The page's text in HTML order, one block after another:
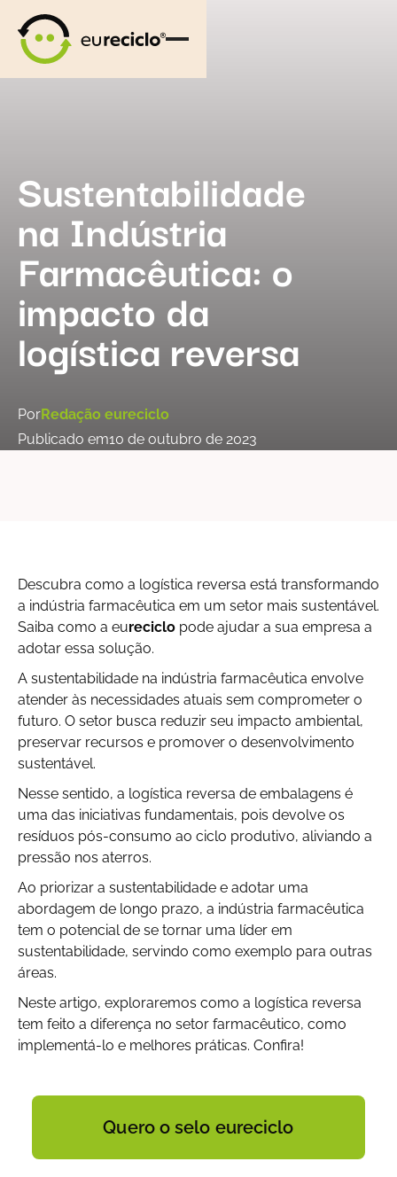
Sustentabilidade
na Indústria
Farmacêutica: o
impacto da
logística reversa
PorRedação eureciclo
Publicado em10 de outubro de 2023
Descubra como a logística reversa está transformando
a indústria farmacêutica em um setor mais sustentável.
Saiba como a eureciclo pode ajudar a sua empresa a
adotar essa solução.
A sustentabilidade na indústria farmacêutica envolve
atender às necessidades atuais sem comprometer o
futuro. O setor busca reduzir seu impacto ambiental,
preservar recursos e promover o desenvolvimento
sustentável.
Nesse sentido, a logística reversa de embalagens é
uma das iniciativas fundamentais, pois devolve os
resíduos pós-consumo ao ciclo produtivo, aliviando a
pressão nos aterros.
Ao priorizar a sustentabilidade e adotar uma
abordagem de longo prazo, a indústria farmacêutica
tem o potencial de se tornar uma líder em
sustentabilidade, servindo como exemplo para outras
áreas.
Neste artigo, exploraremos como a logística reversa
tem feito a diferença no setor farmacêutico, como
implementá-lo e melhores práticas. Confira!
Quero o selo eureciclo